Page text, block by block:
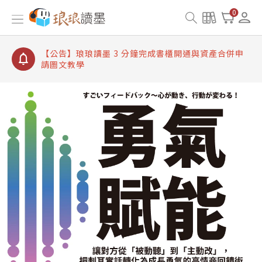
0
【公告】琅琅讀墨書櫃開通常見問題
【公告】琅琅讀墨 3 分鐘完成書櫃開通與資產合併申
【公告】琅琅書店服務升級重要說明及資產合併結果
查詢